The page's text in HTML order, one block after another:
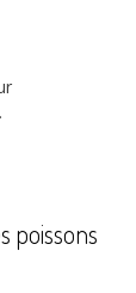
poissons